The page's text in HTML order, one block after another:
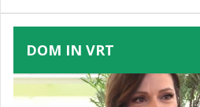
DOM IN VRT